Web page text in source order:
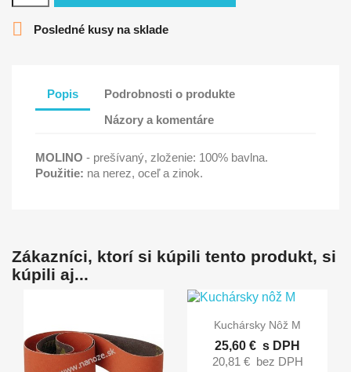
 Posledné kusy na sklade
Popis
Podrobnosti o produkte
Názory a komentáre
MOLINO - prešívaný, zloženie: 100% bavlna.
Použitie: na nerez, oceľ a zinok.
Zákazníci, ktorí si kúpili tento produkt, si
kúpili aj...
 Rýchly náhľad
Kuchársky Nôž M
25,60 € s DPH
20,81 € bez DPH